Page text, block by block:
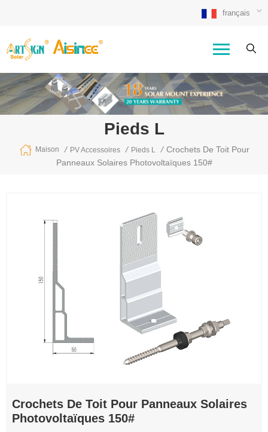
français
Pieds L
Maison / PV Accessoires / Pieds L / Crochets De Toit Pour
Panneaux Solaires Photovoltaïques 150#
Crochets De Toit Pour Panneaux Solaires
Photovoltaïques 150#